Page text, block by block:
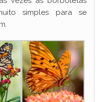
simples para se